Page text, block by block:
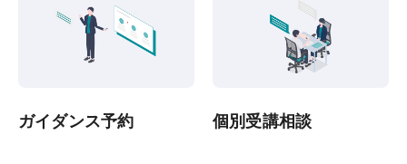
ガイダンス予約 個別受講相談